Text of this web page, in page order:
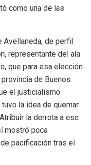
como una de las
de perfil
representante del ala
que para esa elección
de Buenos
el justicialismo
la idea de quemar
la derrota a ese
mostró poca
pacificación tras el